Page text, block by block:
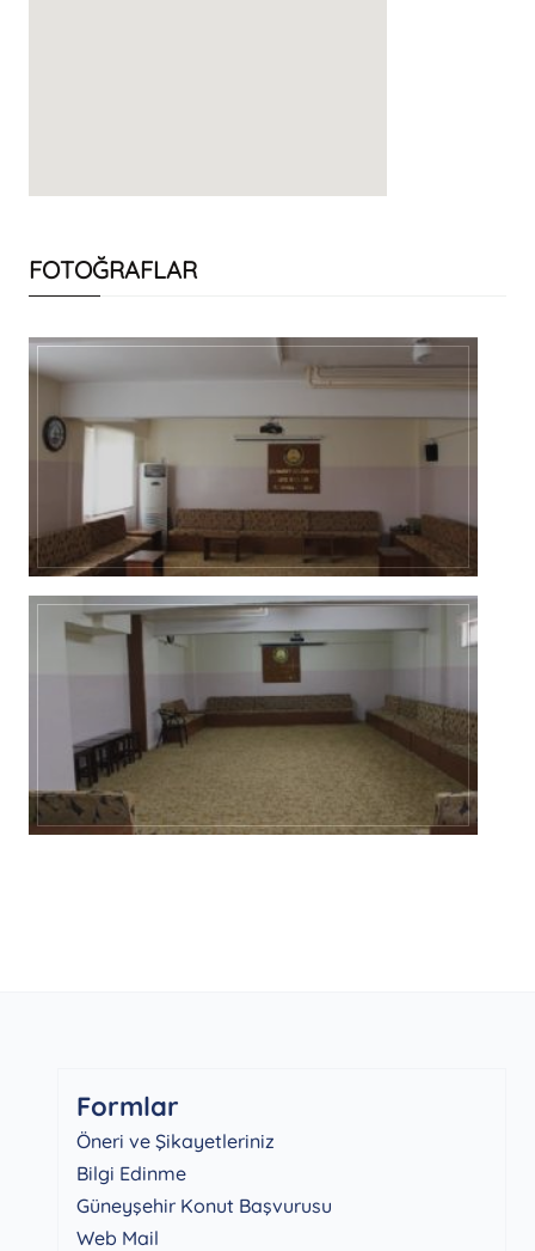
FOTOĞRAFLAR
Formlar
Öneri ve Şikayetleriniz
Bilgi Edinme
Güneyşehir Konut Başvurusu
Web Mail